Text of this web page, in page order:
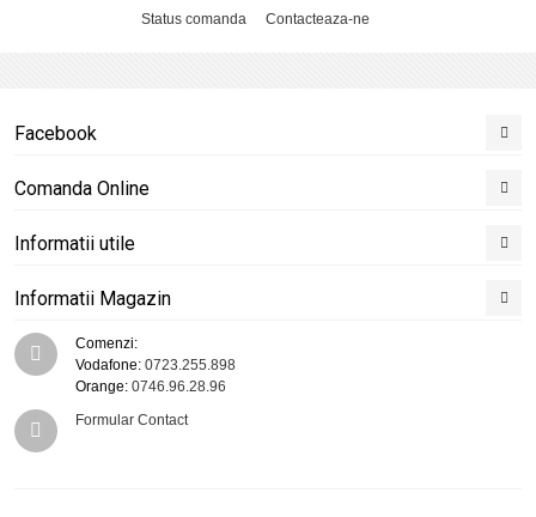
Status comanda Contacteaza-ne
Facebook
Comanda Online
Informatii utile
Informatii Magazin
Comenzi:
Vodafone: 0723.255.898
Orange: 0746.96.28.96
Formular Contact